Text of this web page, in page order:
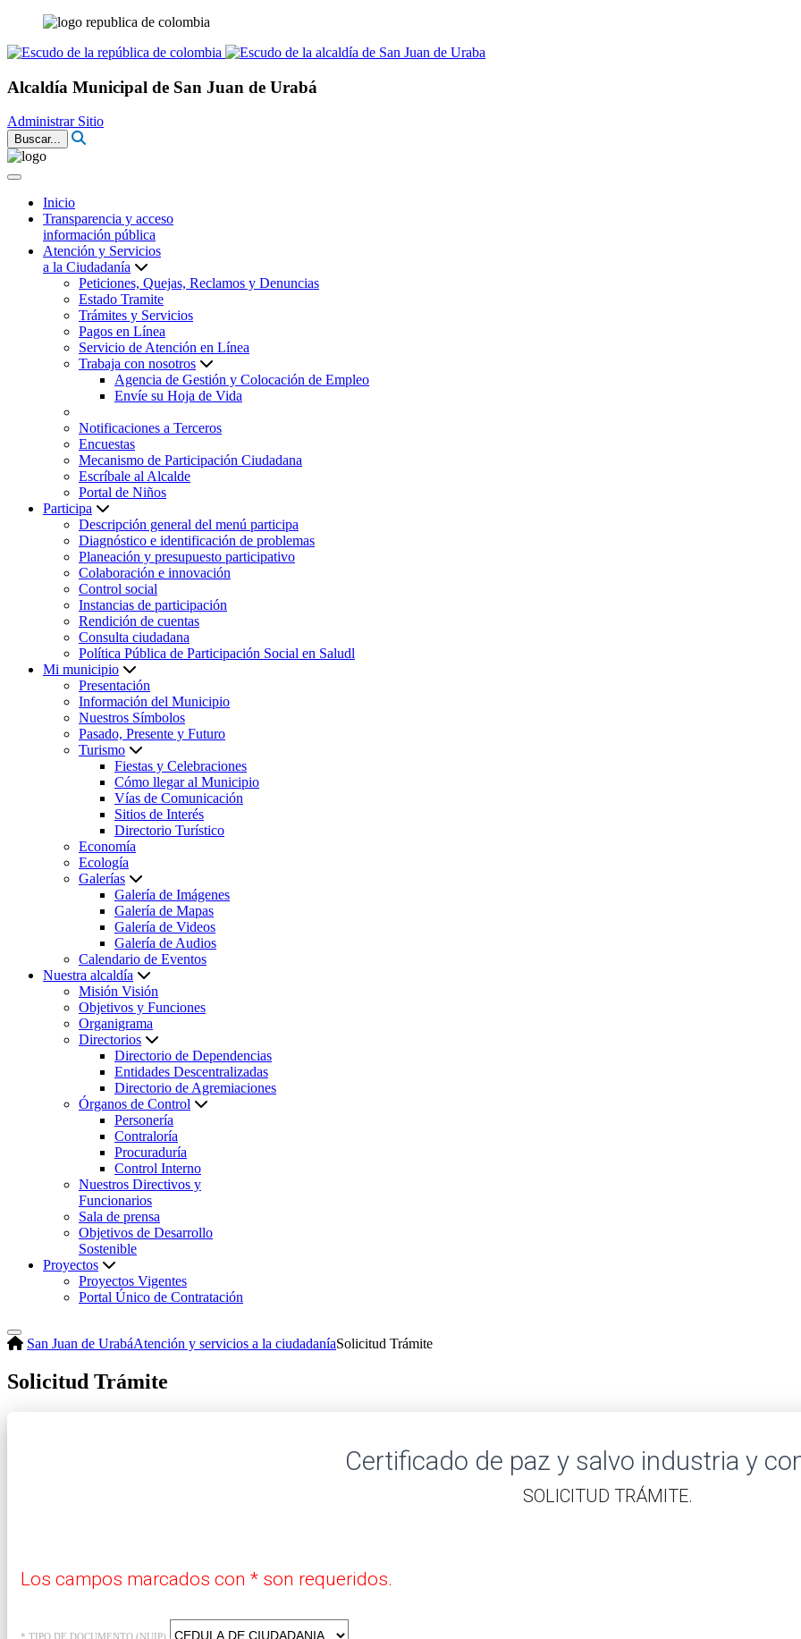
Alcaldía Municipal de San Juan de Urabá
Administrar Sitio
Buscar...
Inicio
Transparencia y acceso
información pública
Atención y Servicios
a la Ciudadanía
Peticiones, Quejas, Reclamos y Denuncias
Estado Tramite
Trámites y Servicios
Pagos en Línea
Servicio de Atención en Línea
Trabaja con nosotros
Agencia de Gestión y Colocación de Empleo
Envíe su Hoja de Vida
Notificaciones a Terceros
Encuestas
Mecanismo de Participación Ciudadana
Escríbale al Alcalde
Portal de Niños
Participa
Descripción general del menú participa
Diagnóstico e identificación de problemas
Planeación y presupuesto participativo
Colaboración e innovación
Control social
Instancias de participación
Rendición de cuentas
Consulta ciudadana
Política Pública de Participación Social en Saludl
Mi municipio
Presentación
Información del Municipio
Nuestros Símbolos
Pasado, Presente y Futuro
Turismo
Fiestas y Celebraciones
Cómo llegar al Municipio
Vías de Comunicación
Sitios de Interés
Directorio Turístico
Economía
Ecología
Galerías
Galería de Imágenes
Galería de Mapas
Galería de Videos
Galería de Audios
Calendario de Eventos
Nuestra alcaldía
Misión Visión
Objetivos y Funciones
Organigrama
Directorios
Directorio de Dependencias
Entidades Descentralizadas
Directorio de Agremiaciones
Órganos de Control
Personería
Contraloría
Procuraduría
Control Interno
Nuestros Directivos y
Funcionarios
Sala de prensa
Objetivos de Desarrollo
Sostenible
Proyectos
Proyectos Vigentes
Portal Único de Contratación
San Juan de UrabáAtención y servicios a la ciudadaníaSolicitud Trámite
Solicitud Trámite
Certificado de paz y salvo industria y
​SOLICITUD TRÁMITE.
Los campos marcados con * son requeridos.
* TIPO DE DOCUMENTO (NUIP)